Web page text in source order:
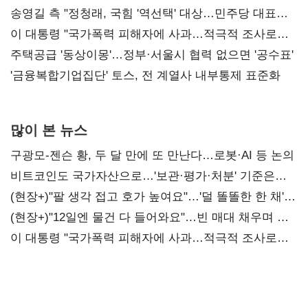
리모델링' 제안
송영길 측 "정청래, 국힘 '역선택' 대상…민주당 대표로
총선 지휘 못해"
이 대통령 "국가폭력 피해자에 사과…적극적 조사로
진실 밝혀야"
주택공급 '동상이몽'…정부·서울시 협력 없으면 '공수표'
'금융복합기업집단' 토스, 전 계열사 내부통제 표준화
많이 본 뉴스
구광모-젠슨 황, 두 달 만에 또 만난다…로봇·AI 등 논의
비트코인도 국가자산으로…'보관·평가·처분' 기준은
숙제
(현장+)"팔 생각 접고 호가 높여요"…'덜 똘똘한 한 채'
20억 키맞추기
(현장+)"12일엔 물건 다 들어와요"…빈 매대 채우며 문
연 홈플러스
이 대통령 "국가폭력 피해자에 사과…적극적 조사로